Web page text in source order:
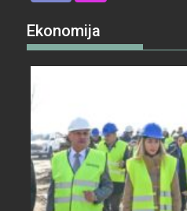
Ekonomija